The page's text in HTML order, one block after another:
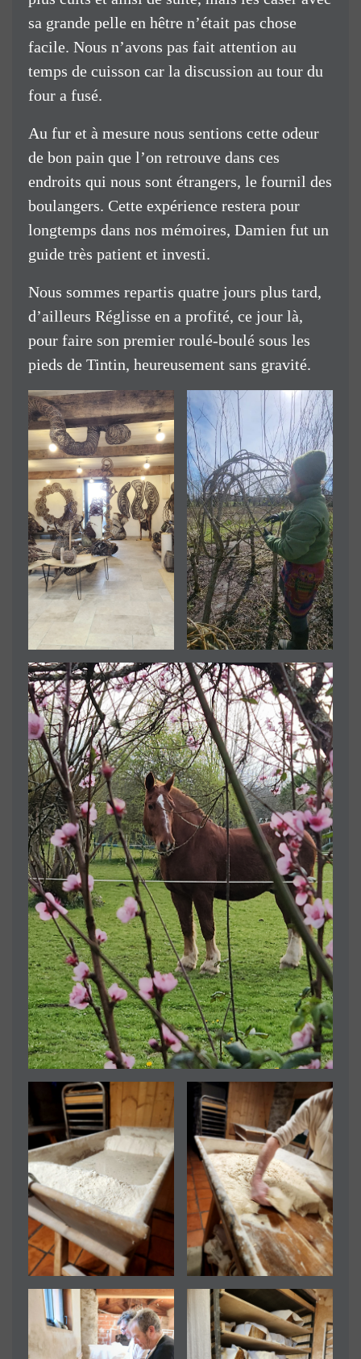
sa grande pelle en hêtre n’était pas chose
facile. Nous n’avons pas fait attention au
temps de cuisson car la discussion au tour du
four a fusé.
Au fur et à mesure nous sentions cette odeur
de bon pain que l’on retrouve dans ces
endroits qui nous sont étrangers, le fournil des
boulangers. Cette expérience restera pour
longtemps dans nos mémoires, Damien fut un
guide très patient et investi.
Nous sommes repartis quatre jours plus tard,
d’ailleurs Réglisse en a profité, ce jour là,
pour faire son premier roulé-boulé sous les
pieds de Tintin, heureusement sans gravité.